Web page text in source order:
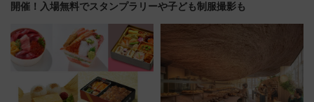
開催！入場無料でスタンプラリーや子ども制服撮影も